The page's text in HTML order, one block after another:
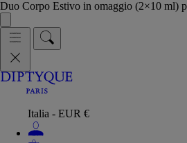
Duo Corpo Estivo in omaggio (2×10 ml)
Italia - EUR €